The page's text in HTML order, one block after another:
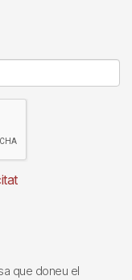
que doneu el